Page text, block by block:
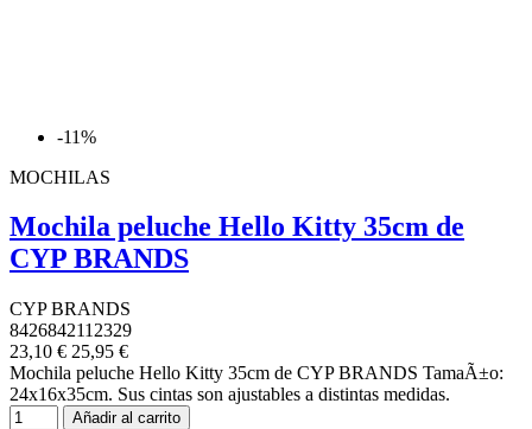
-11%
MOCHILAS
Mochila peluche Hello Kitty 35cm de
CYP BRANDS
CYP BRANDS
8426842112329
23,10 € 25,95 €
Mochila peluche Hello Kitty 35cm de CYP BRANDS TamaÃ±o:
24x16x35cm. Sus cintas son ajustables a distintas medidas.
Añadir al carrito